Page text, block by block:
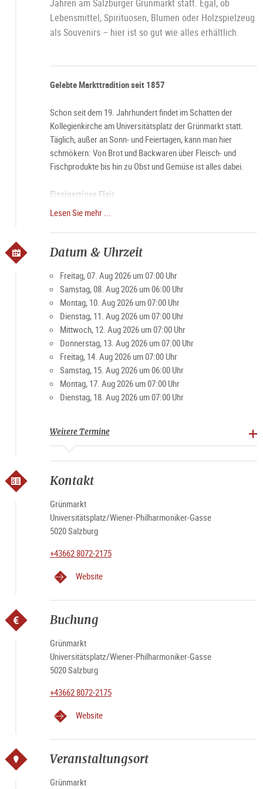
Jahren am Salzburger Grünmarkt statt. Egal, ob
Lebensmittel, Spirituosen, Blumen oder Holzspielzeug
als Souvenirs – hier ist so gut wie alles erhältlich.
Gelebte Markttradition seit 1857
Schon seit dem 19. Jahrhundert findet im Schatten der
Kollegienkirche am Universitätsplatz der Grünmarkt statt.
Täglich, außer an Sonn- und Feiertagen, kann man hier
schmökern: Von Brot und Backwaren über Fleisch- und
Fischprodukte bis hin zu Obst und Gemüse ist alles dabei.
Einzigartiges Flair
besondere Aura. Dann, wenn die Stände des Marktes schon
um 6 Uhr morgens ihre Pforten öffnen und die Stadt langsam
Besucher und Einheimische schätzen den Markt für die
gemütliche Atmosphäre. Vor allem am Wochenende ist der
Platz ein beliebter Treffpunkt für Jung und Alt.
Spezialitäten: Landwirtschaftliche Produkte, Brot, Gebäck,
Fleisch und Verarbeitungsprodukte, Obst, Gemüse,
Spirituosen
Marktzeiten
Feiertage)
Lesen Sie mehr ...
Datum & Uhrzeit
Freitag, 07. Aug 2026 um 07:00 Uhr
Samstag, 08. Aug 2026 um 06:00 Uhr
Montag, 10. Aug 2026 um 07:00 Uhr
Dienstag, 11. Aug 2026 um 07:00 Uhr
Mittwoch, 12. Aug 2026 um 07:00 Uhr
Donnerstag, 13. Aug 2026 um 07:00 Uhr
Freitag, 14. Aug 2026 um 07:00 Uhr
Samstag, 15. Aug 2026 um 06:00 Uhr
Montag, 17. Aug 2026 um 07:00 Uhr
Dienstag, 18. Aug 2026 um 07:00 Uhr
Weitere Termine
Kontakt
Grünmarkt
Universitätsplatz/Wiener-Philharmoniker-Gasse
5020 Salzburg
+43662 8072-2175
Website
Buchung
Grünmarkt
Universitätsplatz/Wiener-Philharmoniker-Gasse
5020 Salzburg
+43662 8072-2175
Website
Veranstaltungsort
Grünmarkt